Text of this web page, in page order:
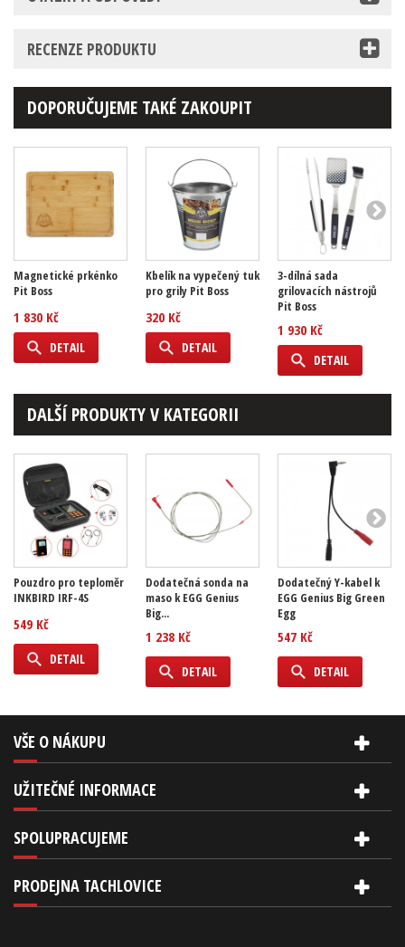
RECENZE PRODUKTU
DOPORUČUJEME TAKÉ ZAKOUPIT
Magnetické prkénko
Pit Boss
1 830 Kč
DETAIL
Kbelík na vypečený tuk
pro grily Pit Boss
320 Kč
DETAIL
3-dílná sada
grilovacích nástrojů
Pit Boss
1 930 Kč
DETAIL
DALŠÍ PRODUKTY V KATEGORII
Pouzdro pro teploměr
INKBIRD IRF-4S
549 Kč
DETAIL
Dodatečná sonda na
maso k EGG Genius
Big...
1 238 Kč
DETAIL
Dodatečný Y-kabel k
EGG Genius Big Green
Egg
547 Kč
DETAIL
VŠE O NÁKUPU
UŽITEČNÉ INFORMACE
SPOLUPRACUJEME
PRODEJNA TACHLOVICE